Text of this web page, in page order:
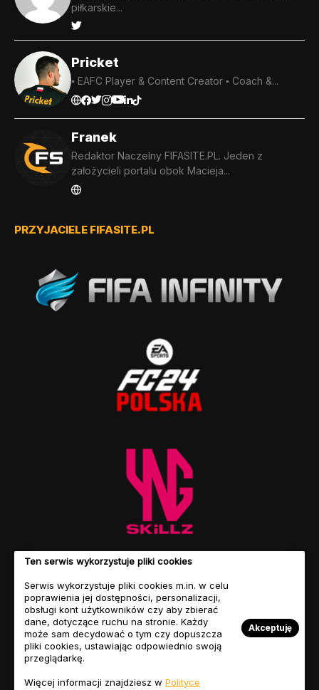
piłkarskie...
Pricket
▪️ EAFC Player & Content Creator ▪️ Coach &...
Franek
Redaktor Naczelny FIFASITE.PL. Jeden z
założycieli portalu obok Macieja...
PRZYJACIELE FIFASITE.PL
Regulamin
Polityka Nasz
Ten serwis wykorzystuje pliki cookies
Serwis wykorzystuje pliki cookies m.in. w celu
poprawienia jej dostępności, personalizacji,
obsługi kont użytkowników czy aby zbierać
dane, dotyczące ruchu na stronie. Każdy
może sam decydować o tym czy dopuszcza
pliki cookies, ustawiając odpowiednio swoją
przeglądarkę.
Więcej informacji znajdziesz w Polityce
Akceptuję